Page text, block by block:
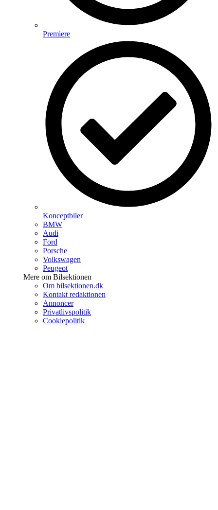
Premiere
Konceptbiler
BMW
Audi
Ford
Porsche
Volkswagen
Peugeot
Mere om Bilsektionen
Om bilsektionen.dk
Kontakt redaktionen
Annoncer
Privatlivspolitik
Cookiepolitik